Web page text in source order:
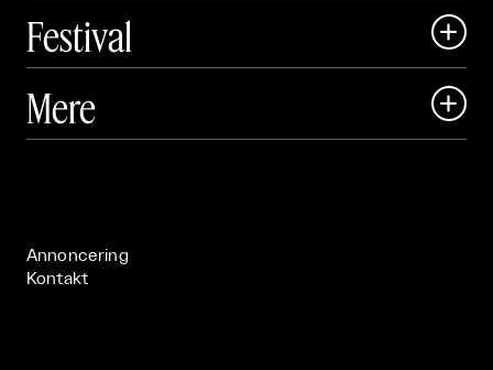
Festival

 Art Matter Festival
Mere 
Annoncering
Kontakt